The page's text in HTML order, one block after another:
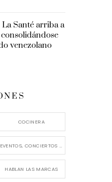
Santé arriba a
venezolano
COCINERA
HABLAN LAS MARCAS